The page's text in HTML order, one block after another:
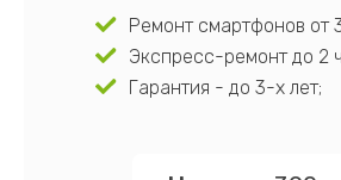
Ремонт смартфонов от
Экспресс-ремонт до 2
Гарантия - до 3-х лет;